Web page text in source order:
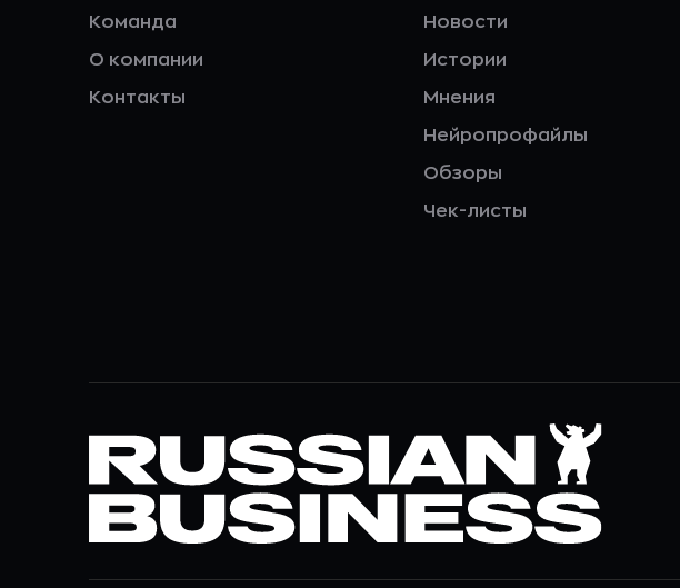
Команда
О компании
Контакты
Новости
Истории
Мнения
Нейропрофайлы
Обзоры
Чек-листы